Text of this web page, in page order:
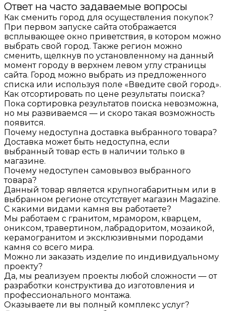
Ответ на часто задаваемые вопросы
Как сменить город для осуществления покупок?
При первом запуске сайта отображается
всплывающее окно приветствия, в котором можно
выбрать свой город. Также регион можно
сменить, щелкнув по установленному на данный
момент городу в верхнем левом углу страницы
сайта. Город можно выбрать из предложенного
списка или используя поле «Введите свой город».
Как отсортировать по цене результаты поиска?
Пока сортировка результатов поиска невозможна,
но мы развиваемся — и скоро такая возможность
появится.
Почему недоступна доставка выбранного товара?
Доставка может быть недоступна, если
выбранный товар есть в наличии только в
магазине.
Почему недоступен самовывоз выбранного
товара?
Данный товар является крупногабаритным или в
выбранном регионе отсутствует магазин Magazine.
С какими видами камня вы работаете?
Мы работаем с гранитом, мрамором, кварцем,
ониксом, травертином, лабрадоритом, мозаикой,
керамогранитом и эксклюзивными породами
камня со всего мира.
Можно ли заказать изделие по индивидуальному
проекту?
Да, мы реализуем проекты любой сложности — от
разработки конструктива до изготовления и
профессионального монтажа.
Оказываете ли вы полный комплекс услуг?